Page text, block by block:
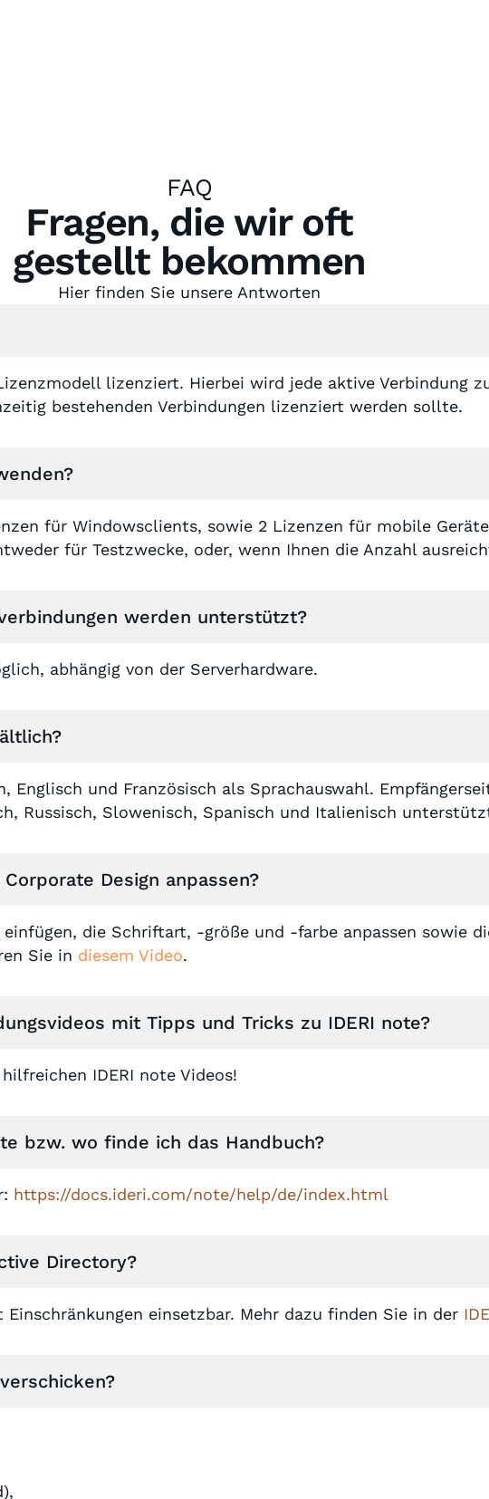
FAQ
Fragen, die wir oft
gestellt bekommen
Hier finden Sie unsere Antworten
lizenziert. Hierbei wird jede aktive Verbindung
bestehenden Verbindungen lizenziert werden sollte.
für Windowsclients, sowie 2 Lizenzen für mobile
für Testzwecke, oder, wenn Ihnen die Anzahl
werden unterstützt?
abhängig von der Serverhardware.
und Französisch als Sprachauswahl.
Russisch, Slowenisch, Spanisch und Italienisch
Design anpassen?
die Schriftart, -größe und -farbe anpassen sowie
Sie in diesem Video.
mit Tipps und Tricks zu IDERI note?
IDERI note Videos!
bzw. wo finde ich das Handbuch?
https://docs.ideri.com/note/help/de/index.html
Directory?
einsetzbar. Mehr dazu finden Sie in der